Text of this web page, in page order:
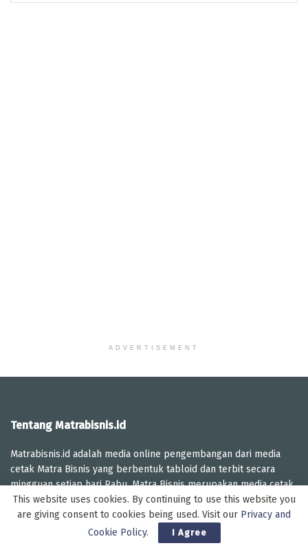
ADVERTISEMENT
Tentang Matrabisnis.id
Matrabisnis.id adalah media online pengembangan dari media
cetak Matra Bisnis yang berbentuk tabloid dan terbit secara
mingguan setiap hari Rabu. Matra Bisnis merupakan media cetak
pertama di Kalimantan Barat, yang fokus pada berita-berita
ekonomi dan terbit perdana pada tahun 2015.
This website uses cookies. By continuing to use this website you
are giving consent to cookies being used. Visit our Privacy and
Cookie Policy. I Agree